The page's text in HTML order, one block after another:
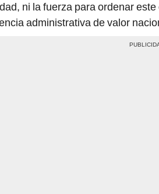
ni la fuerza para ordenar
administrativa de valor